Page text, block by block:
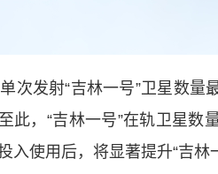
发射“吉林一号”卫星数量
此，“吉林一号”在轨卫星数
入使用后，将显著提升“吉林